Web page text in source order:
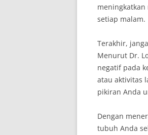
setiap malam.
Terakhir,
Menurut Dr.
negatif pada
atau aktivitas
pikiran Anda
Dengan
tubuh Anda